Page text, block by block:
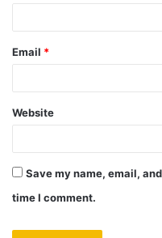
Email *
Website
Save my name, email,
time I comment.